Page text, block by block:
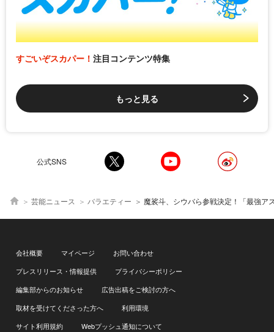
すごいぞスカパー！ 注目コンテンツ特集
もっと見る
公式SNS
芸能ニュース バラエティー 魔裟斗、シウバら参戦決定！「最強アスリート
会社概要 マイページ
お問い合わせ
プレスリリース・情報提供
プライバシーポリシー
編集部からのお知らせ
広告出稿をご検討の方へ
取材を受けてくださった方へ
利用環境
サイト利用規約
Webプッシュ通知について